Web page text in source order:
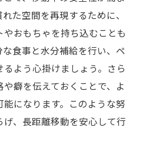
た空間を再現するために、
おもちゃを持ち込むことも
食事と水分補給を行い、ペ
よう心掛けましょう。さら
癖を伝えておくことで、よ
になります。このような努
、長距離移動を安心して行